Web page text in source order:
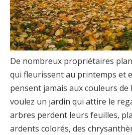
De nombreux propriétaires
qui fleurissent au printemps et
pensent jamais aux couleurs de
voulez un jardin qui attire le
arbres perdent leurs feuilles,
ardents colorés, des